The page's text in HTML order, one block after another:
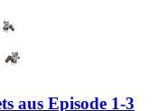
aus Episode 1-3